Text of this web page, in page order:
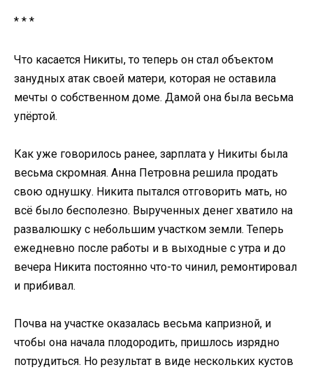
* * *
Что касается Никиты, то теперь он стал объектом
занудных атак своей матери, которая не оставила
мечты о собственном доме. Дамой она была весьма
упёртой.
Как уже говорилось ранее, зарплата у Никиты была
весьма скромная. Анна Петровна решила продать
свою однушку. Никита пытался отговорить мать, но
всё было бесполезно. Вырученных денег хватило на
развалюшку с небольшим участком земли. Теперь
ежедневно после работы и в выходные с утра и до
вечера Никита постоянно что-то чинил, ремонтировал
и прибивал.
Почва на участке оказалась весьма капризной, и
чтобы она начала плодородить, пришлось изрядно
потрудиться. Но результат в виде нескольких кустов